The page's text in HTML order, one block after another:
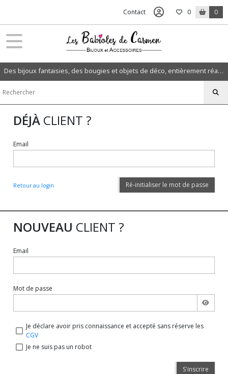
Contact 0 0
Des bijoux fantaisies, des bougies et objets de déco, entièrement réalisés à la main dans mon atelier en Normandie.
DÉJÀ CLIENT ?
Email
Retour au login Ré-initialiser le mot de passe
NOUVEAU CLIENT ?
Email
Mot de passe
Je déclare avoir pris connaissance et accepté sans réserve les
CGV
Je ne suis pas un robot
S'inscrire